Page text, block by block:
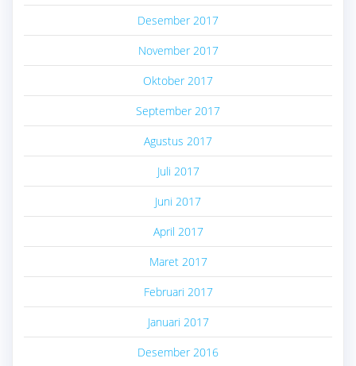
Desember 2017
November 2017
Oktober 2017
September 2017
Agustus 2017
Juli 2017
Juni 2017
April 2017
Maret 2017
Februari 2017
Januari 2017
Desember 2016